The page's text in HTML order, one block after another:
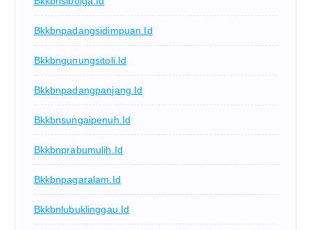
Bkkbnpadangsidimpuan.id
Bkkbngunungsitoli.id
Bkkbnpadangpanjang.id
Bkkbnsungaipenuh.id
Bkkbnprabumulih.id
Bkkbnpagaralam.id
Bkkbnlubuklinggau.id